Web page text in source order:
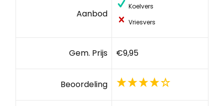
Aanbod
Koelvers
Vriesvers
Gem. Prijs €9,95
Beoordeling